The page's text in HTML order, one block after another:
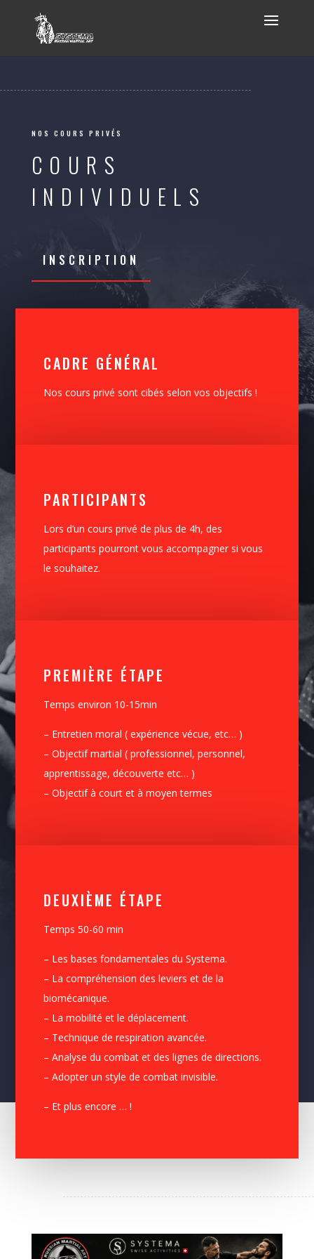
NOS COURS PRIVÉS
COURS
INDIVIDUELS
INSCRIPTION
CADRE GÉNÉRAL
Nos cours privé sont cibés selon vos objectifs !
PARTICIPANTS
Lors d’un cours privé de plus de 4h, des
participants pourront vous accompagner si vous
le souhaitez.
PREMIÈRE ÉTAPE
Temps environ 10-15min
– Entretien moral ( expérience vécue, etc… )
– Objectif martial ( professionnel, personnel,
apprentissage, découverte etc… )
– Objectif à court et à moyen termes
DEUXIÈME ÉTAPE
Temps 50-60 min
– Les bases fondamentales du Systema.
– La compréhension des leviers et de la
biomécanique.
– La mobilité et le déplacement.
– Technique de respiration avancée.
– Analyse du combat et des lignes de directions.
– Adopter un style de combat invisible.
– Et plus encore … !